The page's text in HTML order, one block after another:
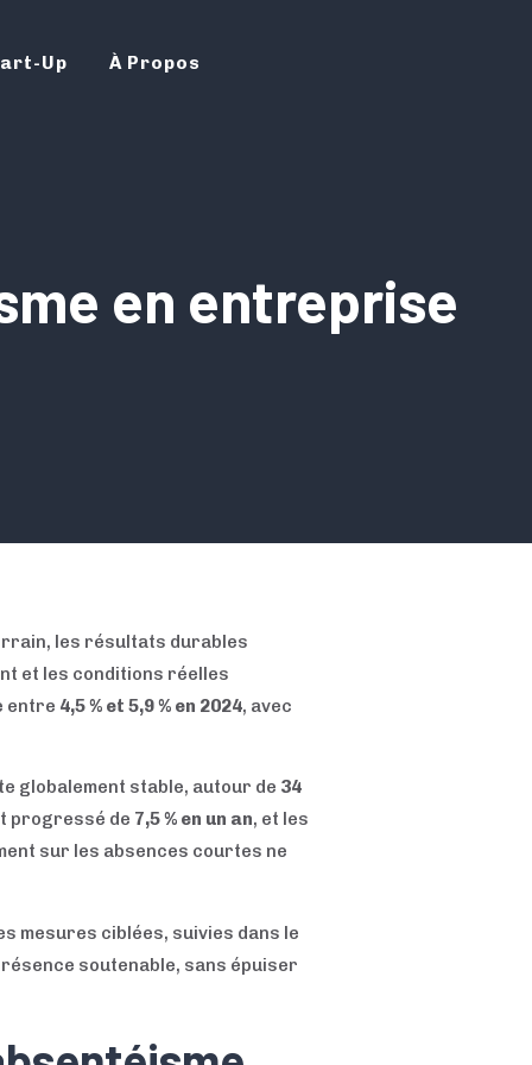
Up À Propos
en entreprise
les résultats durables
et les conditions réelles
entre 4,5 % et 5,9 % en 2024, avec
globalement stable, autour de 34
progressé de 7,5 % en un an, et les
sur les absences courtes ne
mesures ciblées, suivies dans le
soutenable, sans épuiser